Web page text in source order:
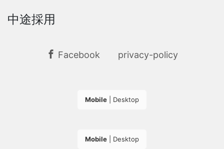
中途採用
Facebook privacy-policy
Mobile Desktop
Mobile Desktop